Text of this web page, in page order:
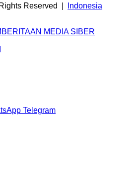
Reserved |
Indonesia
MEDIA SIBER
Telegram